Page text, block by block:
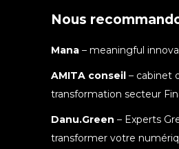
Nous
Mana – meaningful
AMITA conseil – cabinet
transformation secteur
Danu.Green – Experts
transformer votre